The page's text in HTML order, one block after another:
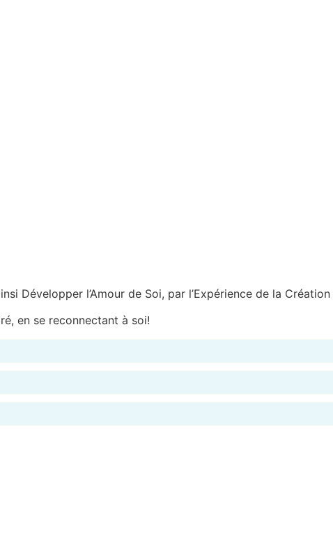
Développer l’Amour de Soi, par l’Expérience de la
en se reconnectant à soi!